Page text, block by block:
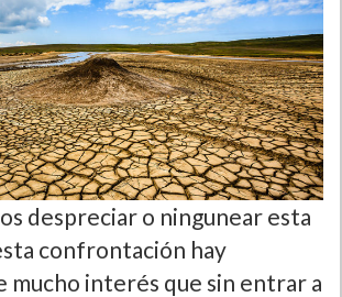
despreciar o ningunear esta
confrontación hay
mucho interés que sin entrar a